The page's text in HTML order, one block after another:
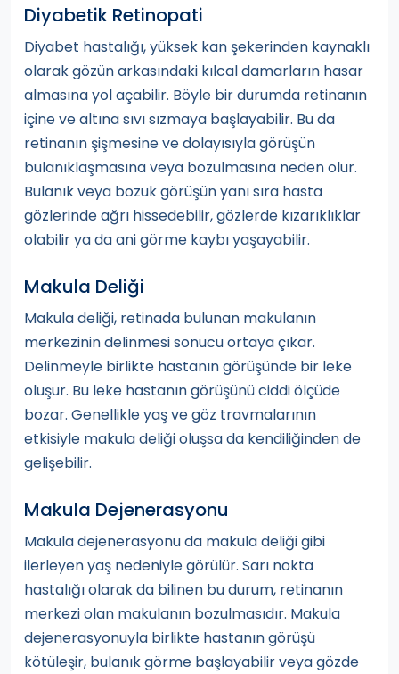
Diyabetik Retinopati
Diyabet hastalığı, yüksek kan şekerinden kaynaklı
olarak gözün arkasındaki kılcal damarların hasar
almasına yol açabilir. Böyle bir durumda retinanın
içine ve altına sıvı sızmaya başlayabilir. Bu da
retinanın şişmesine ve dolayısıyla görüşün
bulanıklaşmasına veya bozulmasına neden olur.
Bulanık veya bozuk görüşün yanı sıra hasta
gözlerinde ağrı hissedebilir, gözlerde kızarıklıklar
olabilir ya da ani görme kaybı yaşayabilir.
Makula Deliği
Makula deliği, retinada bulunan makulanın
merkezinin delinmesi sonucu ortaya çıkar.
Delinmeyle birlikte hastanın görüşünde bir leke
oluşur. Bu leke hastanın görüşünü ciddi ölçüde
bozar. Genellikle yaş ve göz travmalarının
etkisiyle makula deliği oluşsa da kendiliğinden de
gelişebilir.
Makula Dejenerasyonu
Makula dejenerasyonu da makula deliği gibi
ilerleyen yaş nedeniyle görülür. Sarı nokta
hastalığı olarak da bilinen bu durum, retinanın
merkezi olan makulanın bozulmasıdır. Makula
dejenerasyonuyla birlikte hastanın görüşü
kötüleşir, bulanık görme başlayabilir veya gözde